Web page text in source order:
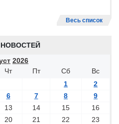
Весь список
2026
Чт Пт Сб
Вс
1
2
6 7 8
9
13 14 15
16
20 21 22
23